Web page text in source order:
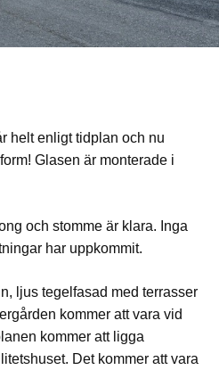
helt enligt tidplan och nu
Glasen är monterade i
och stomme är klara. Inga
har uppkommit.
ljus tegelfasad med terrasser
kommer att vara vid
kommer att ligga
Det kommer att vara